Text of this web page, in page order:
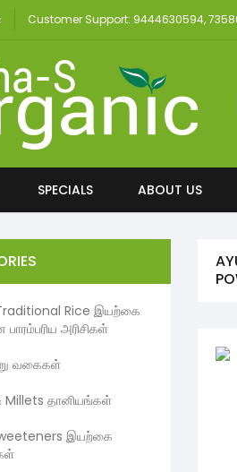
Customer Support: 9444630594,
SPECIALS ABOUT US
Rice இயற்கை
பாரம்பரிய அரிசிகள்
வகைகள்
Millets தானியங்கள்
இயற்கை